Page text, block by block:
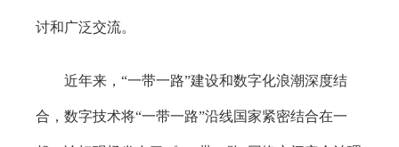
讨和广泛交流。
近年来，“一带一路”建设和数字化浪潮深度结
合，数字技术将“一带一路”沿线国家紧密结合在一